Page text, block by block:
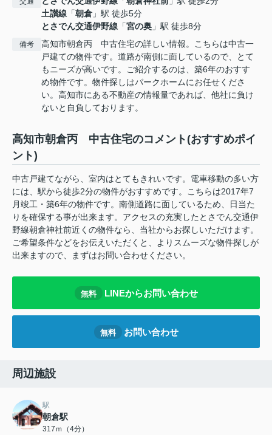
土讃線 「朝倉 」駅 徒歩5分
とさでん交通伊野線 「宮の奥 」駅 徒歩8分
備考
高知市朝倉丙 中古住宅の詳しい情報。こちらは中古一
戸建ての物件です。道路が南側に面しているので、とて
もニーズが高いです。ご紹介するのは、築6年のおすす
め物件です。物件探しはパークホームにお任せくださ
い。高知市にある不動産の情報量であれば、他社に負け
ないと自負しております。
高知市朝倉丙 中古住宅のコメント(おすすめポイ
ント)
中古戸建てながら、室内はとてもきれいです。電車移動の多い方
には、駅から徒歩2分の物件がおすすめです。こちらは2017年7
月竣工・築6年の物件です。南側道路に面しているため、日当た
りを確保する事が出来ます。アクセスの充実したとさでん交通伊
野線朝倉神社前近くの物件なら、当社からお探しいただけます。
ご希望条件などをお伝えいただくと、よりスムーズな物件探しが
出来ますので、まずはお問い合わせください。
無料 LINEからお問い合わせ
無料 お問い合わせ
周辺施設
駅
朝倉駅
317ｍ（4分）